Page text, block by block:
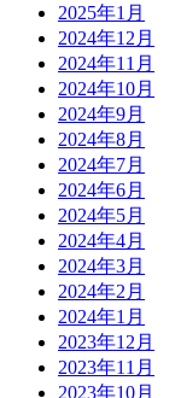
2025年1月
2024年12月
2024年11月
2024年10月
2024年9月
2024年8月
2024年7月
2024年6月
2024年5月
2024年4月
2024年3月
2024年2月
2024年1月
2023年12月
2023年11月
2023年10月